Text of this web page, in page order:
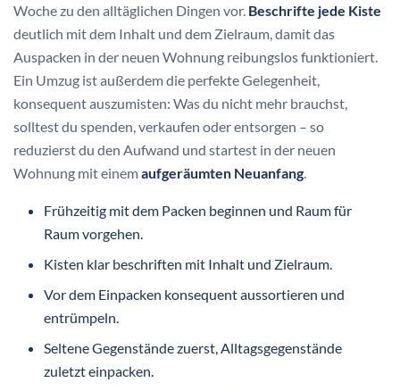
Woche zu den alltäglichen Dingen vor. Beschrifte jede Kiste
deutlich mit dem Inhalt und dem Zielraum, damit das
Auspacken in der neuen Wohnung reibungslos funktioniert.
Ein Umzug ist außerdem die perfekte Gelegenheit,
konsequent auszumisten: Was du nicht mehr brauchst,
solltest du spenden, verkaufen oder entsorgen – so
reduzierst du den Aufwand und startest in der neuen
Wohnung mit einemaufgeräumten Neuanfang
Frühzeitig mit dem Packen beginnen und Raum für
Raum vorgehen.
Kisten klar beschriften mit Inhalt und Zielraum.
Vor dem Einpacken konsequent aussortieren und
entrümpeln.
Seltene Gegenstände zuerst, Alltagsgegenstände
zuletzt einpacken.